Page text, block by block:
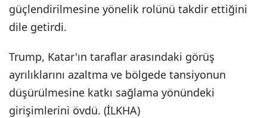
güçlendirilmesine yönelik rolünü takdir ettiğini
dile getirdi.
Trump, Katar'ın taraflar arasındaki görüş
ayrılıklarını azaltma ve bölgede tansiyonun
düşürülmesine katkı sağlama yönündeki
girişimlerini övdü. (İLKHA)